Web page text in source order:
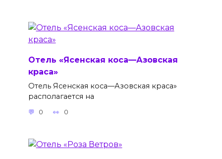
Отель «Ясенская коса—Азовская
краса»
Отель Ясенская коса—Азовская краса»
располагается на
0 0